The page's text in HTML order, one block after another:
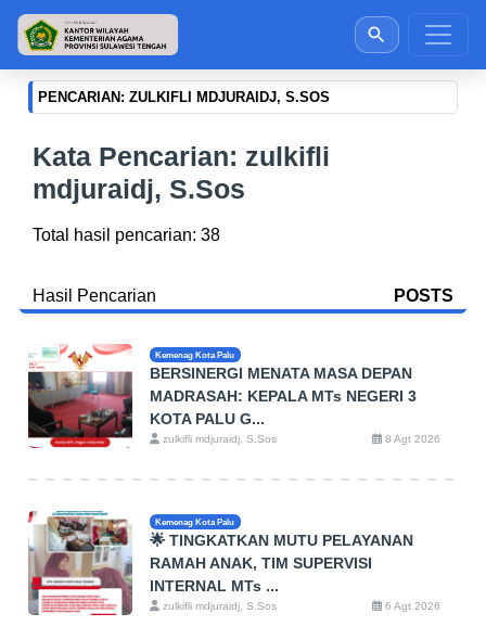
PENCARIAN: ZULKIFLI MDJURAIDJ, S.SOS
Kata Pencarian: zulkifli
mdjuraidj, S.Sos
Total hasil pencarian: 38
Hasil Pencarian POSTS
Kemenag Kota Palu
BERSINERGI MENATA MASA DEPAN
MADRASAH: KEPALA MTs NEGERI 3
KOTA PALU G...
zulkifli mdjuraidj, S.Sos 8 Agt 2026
Kemenag Kota Palu
🌟 TINGKATKAN MUTU PELAYANAN
RAMAH ANAK, TIM SUPERVISI
INTERNAL MTs ...
zulkifli mdjuraidj, S.Sos 6 Agt 2026